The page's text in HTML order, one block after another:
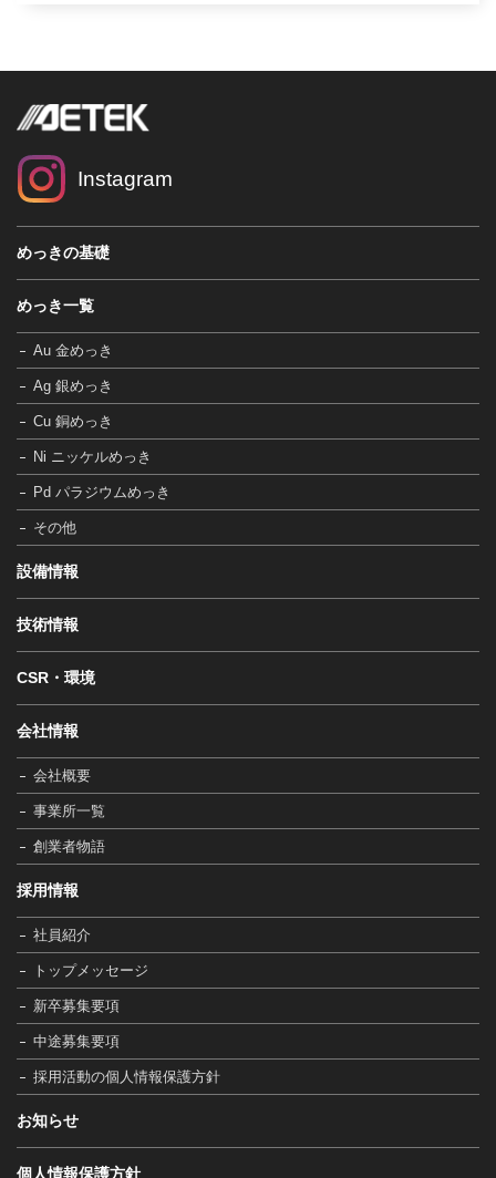
Instagram
めっきの基礎
めっき一覧
Au 金めっき
Ag 銀めっき
Cu 銅めっき
Ni ニッケルめっき
Pd パラジウムめっき
その他
設備情報
技術情報
CSR・環境
会社情報
会社概要
事業所一覧
創業者物語
採用情報
社員紹介
トップメッセージ
新卒募集要項
中途募集要項
採用活動の個人情報保護方針
お知らせ
個人情報保護方針